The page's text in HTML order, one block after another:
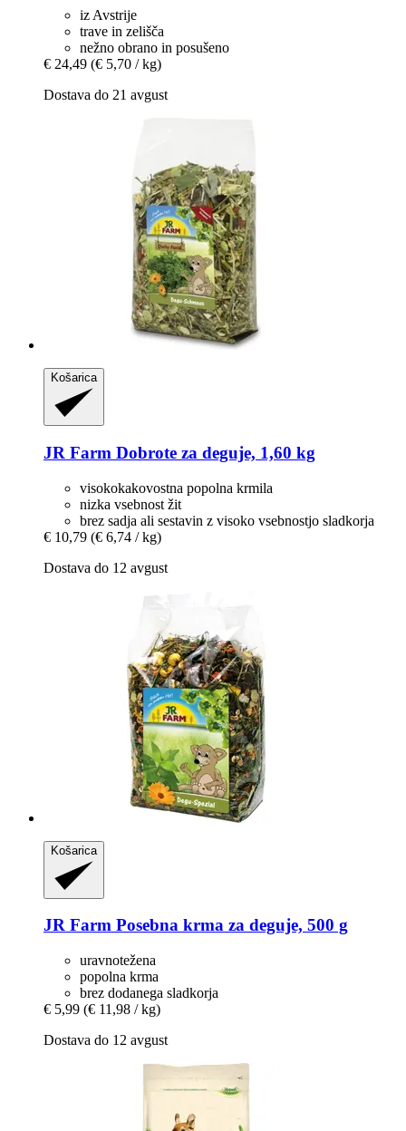
iz Avstrije
trave in zelišča
nežno obrano in posušeno
€ 24,49 (€ 5,70 / kg)
Dostava do 21 avgust
Košarica
JR Farm Dobrote za deguje, 1,60 kg
visokokakovostna popolna krmila
nizka vsebnost žit
brez sadja ali sestavin z visoko vsebnostjo sladkorja
€ 10,79 (€ 6,74 / kg)
Dostava do 12 avgust
Košarica
JR Farm Posebna krma za deguje, 500 g
uravnotežena
popolna krma
brez dodanega sladkorja
€ 5,99 (€ 11,98 / kg)
Dostava do 12 avgust